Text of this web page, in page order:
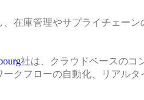
在庫管理やサプライチェー
社は、クラウドベースのコ
クフローの自動化、リアル